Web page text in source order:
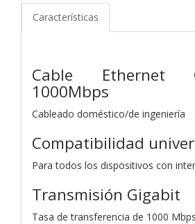
Características
Cable Ethernet
1000Mbps
Cableado doméstico/de ingeniería
Compatibilidad
Para todos los dispositivos con
Transmisión Gigabit
Tasa de transferencia de 1000 Mbps